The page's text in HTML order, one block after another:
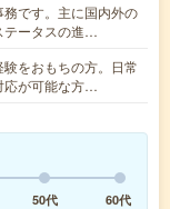
です。主に国内外の
テータスの進…
をおもちの方。日常
応が可能な方…
50代 60代